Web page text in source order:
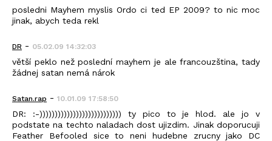
posledni Mayhem myslis Ordo ci ted EP 2009? to nic moc
jinak, abych teda rekl
DR - 05.02.09 14:32:03
větší peklo než poslední mayhem je ale francouzština, tady
žádnej satan nemá nárok
Satan.rap - 10.01.09 17:58:50
DR: :-))))))))))))))))))))))))))) ty pico to je hlod. ale jo v
podstate na techto naladach dost ujizdim. Jinak doporucuji
Feather Befooled sice to neni hudebne zrucny jako DC